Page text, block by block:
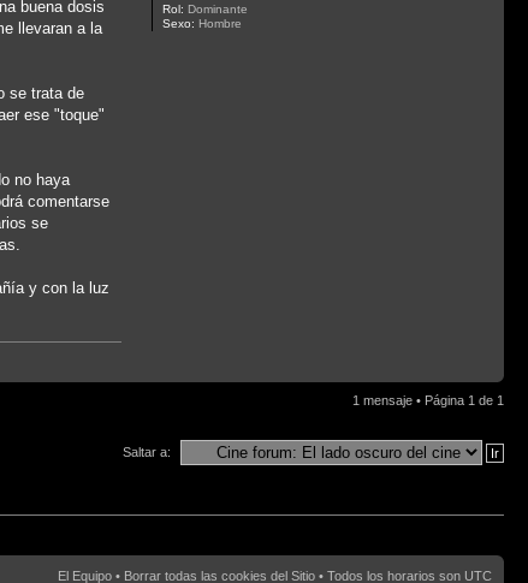
buena dosis
llevaran a la
se trata de
ese "toque"
no haya
comentarse
se
y con la luz
Rol: Dominante
Sexo: Hombre
1 mensaje • Página 1 de 1
Saltar a:
El Equipo • Borrar todas las cookies del Sitio • Todos los horarios son UTC